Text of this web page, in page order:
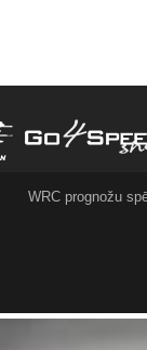
WRC prognožu